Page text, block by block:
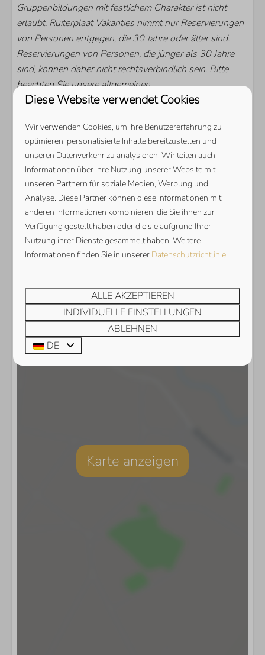
Gruppenbildungen mit festlichem Charakter ist nicht
erlaubt. Ruiterplaat Vakanties nimmt nur Reservierungen
von Personen entgegen, die 30 Jahre oder älter sind.
Reservierungen von Personen, die jünger als 30 Jahre
sind, können daher nicht rechtsverbindlich sein. Bitte
beachten Sie unsere allgemeinen
Geschäftsbedingungen, die für diese Reservierung
Energie-Label:
Karte anzeigen
Diese Website verwendet Cookies
Wir verwenden Cookies, um Ihre Benutzererfahrung zu
optimieren, personalisierte Inhalte bereitzustellen und
unseren Datenverkehr zu analysieren. Wir teilen auch
Informationen über Ihre Nutzung unserer Website mit
unseren Partnern für soziale Medien, Werbung und
Analyse. Diese Partner können diese Informationen mit
anderen Informationen kombinieren, die Sie ihnen zur
Verfügung gestellt haben oder die sie aufgrund Ihrer
Nutzung ihrer Dienste gesammelt haben. Weitere
Informationen finden Sie in unserer Datenschutzrichtlinie.
ALLE AKZEPTIEREN
INDIVIDUELLE EINSTELLUNGEN
ABLEHNEN
DE